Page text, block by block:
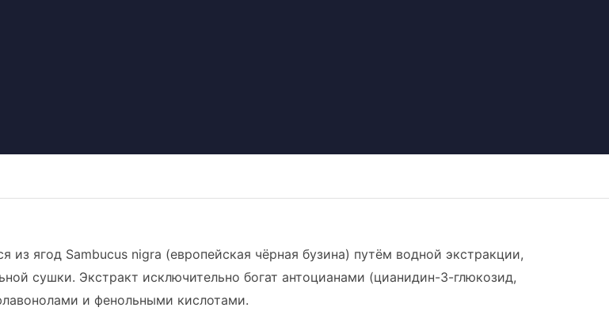
из ягод Sambucus nigra (европейская чёрная бузина) путём водной экстракции,
сушки. Экстракт исключительно богат антоцианами (цианидин-3-глюкозид,
и фенольными кислотами.